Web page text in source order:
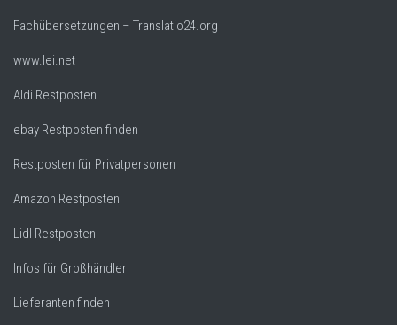
Fachübersetzungen – Translatio24.org
www.lei.net
Aldi Restposten
ebay Restposten finden
Restposten für Privatpersonen
Amazon Restposten
Lidl Restposten
Infos für Großhändler
Lieferanten finden